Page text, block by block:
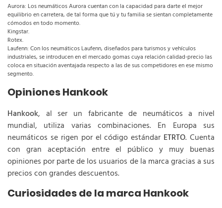
Aurora: Los neumáticos Aurora cuentan con la capacidad para darte el mejor
equilibrio en carretera, de tal forma que tú y tu familia se sientan completamente
cómodos en todo momento.
Kingstar.
Rotex.
Laufenn: Con los neumáticos Laufenn, diseñados para turismos y vehículos
industriales, se introducen en el mercado gomas cuya relación calidad-precio las
coloca en situación aventajada respecto a las de sus competidores en ese mismo
segmento.
Opiniones Hankook
Hankook, al ser un fabricante de neumáticos a nivel
mundial, utiliza varias combinaciones. En Europa sus
neumáticos se rigen por el código estándar ETRTO. Cuenta
con gran aceptación entre el público y muy buenas
opiniones por parte de los usuarios de la marca gracias a sus
precios con grandes descuentos.
Curiosidades de la marca Hankook